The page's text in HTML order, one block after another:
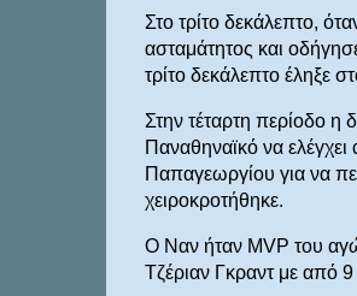
Στο τρίτο δεκάλεπτο,
ασταμάτητος και
τρίτο δεκάλεπτο έληξε
Στην τέταρτη περίοδο η
Παναθηναϊκό να
Παπαγεωργίου για να
χειροκροτήθηκε.
Ο Ναν ήταν MVP του
Τζέριαν Γκραντ με από